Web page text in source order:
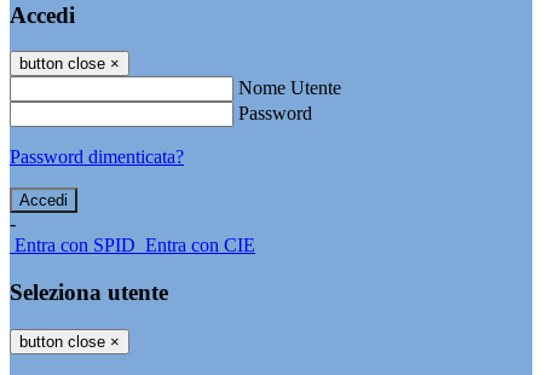
Accedi
button close ×
Nome Utente
Password
Password dimenticata?
-
Entra con SPID Entra con CIE
Seleziona utente
button close ×